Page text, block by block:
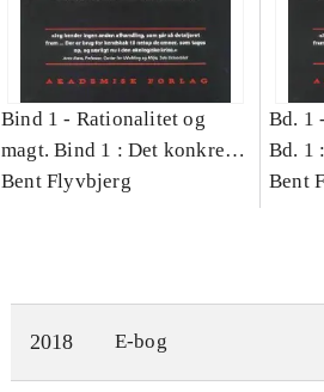
Bind 1 - Rationalitet og
magt. Bind 1 : Det konkretes
videnskab
Bent Flyvbjerg
Bd. 1 -
Bd. 1
Bent
2018 E-bog